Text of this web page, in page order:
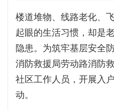
楼道堆物、线路老化、
起眼的生活习惯，却是
隐患。为筑牢基层安全
消防救援局劳动路消防
社区工作人员，开展入
动。